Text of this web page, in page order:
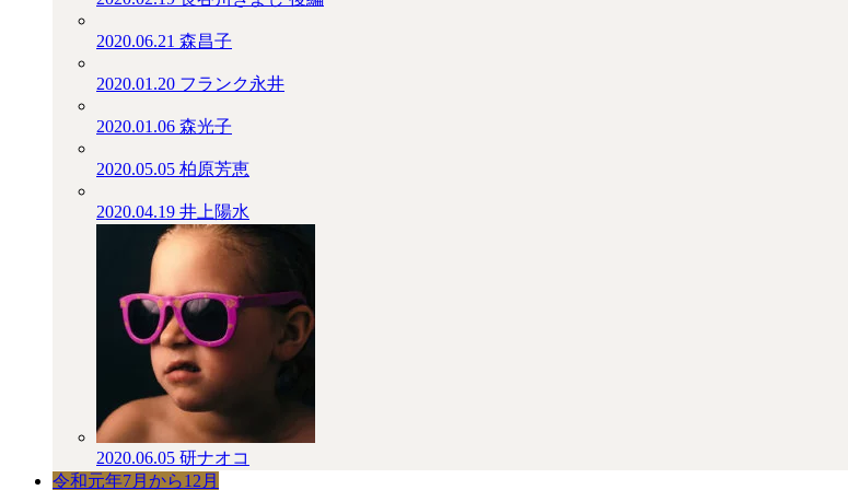
2020.06.21 森昌子
2020.01.20 フランク永井
2020.01.06 森光子
2020.05.05 柏原芳恵
2020.04.19 井上陽水
2020.06.05 研ナオコ
令和元年7月から12月